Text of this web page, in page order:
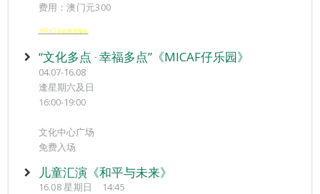
费用：澳门元300
※6 月5 日起接受报名
“文化多点 ‧ 幸福多点”《MICAF仔乐园》
04.07-16.08
逢星期六及日
16:00-19:00
文化中心广场
免费入场
儿童汇演《和平与未来》
16.08 星期日 14:45